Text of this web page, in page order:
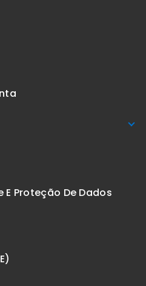
Proteção De Dados